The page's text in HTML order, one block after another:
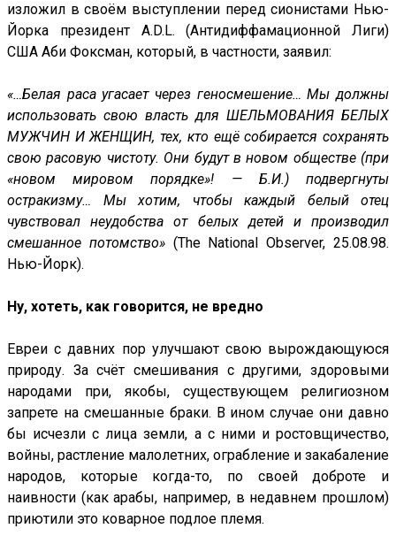
изложил в своём выступлении перед сионистами Нью-
Йорка президент A.D.L. (Антидиффамационной Лиги)
США Аби Фоксман, который, в частности, заявил:
«…Белая раса угасает через геносмешение… Мы должны
использовать свою власть для ШЕЛЬМОВАНИЯ БЕЛЫХ
МУЖЧИН И ЖЕНЩИН, тех, кто ещё собирается сохранять
свою расовую чистоту. Они будут в новом обществе (при
«новом мировом порядке»! — Б.И.) подвергнуты
остракизму… Мы хотим, чтобы каждый белый отец
чувствовал неудобства от белых детей и производил
смешанное потомство»(The National Observer, 25.08.98.
Нью-Йорк).
Ну, хотеть, как говорится, не вредно
Евреи с давних пор улучшают свою вырождающуюся
природу. За счёт смешивания с другими, здоровыми
народами при, якобы, существующем религиозном
запрете на смешанные браки. В ином случае они давно
бы исчезли с лица земли, а с ними и ростовщичество,
войны, растление малолетних, ограбление и закабаление
народов, которые когда-то, по своей доброте и
наивности (как арабы, например, в недавнем прошлом)
приютили это коварное подлое племя.